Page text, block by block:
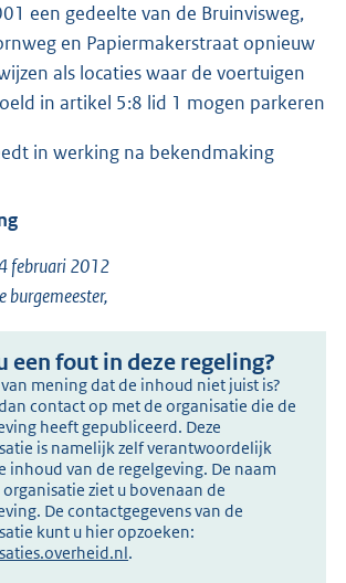
een gedeelte van de Bruinvisweg,
en Papiermakerstraat opnieuw
als locaties waar de voertuigen
in artikel 5:8 lid 1 mogen parkeren
in werking na bekendmaking
februari 2012
burgemeester,
een fout in deze regeling?
mening dat de inhoud niet juist is?
contact op met de organisatie die de
heeft gepubliceerd. Deze
is namelijk zelf verantwoordelijk
inhoud van de regelgeving. De naam
organisatie ziet u bovenaan de
De contactgegevens van de
kunt u hier opzoeken:
.